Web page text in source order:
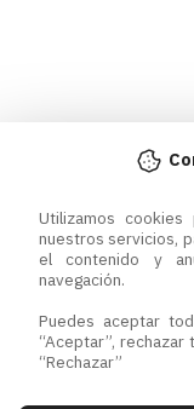
Utilizamos
nuestros servicios,
el contenido y
navegación.
Puedes aceptar
“Aceptar”,
“Rechazar”